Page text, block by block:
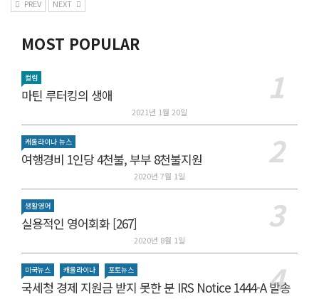
PREV NEXT
MOST POPULAR
컬럼
마틴 루터킹의 생애
2021년 1월 20일
캐롤라이나 뉴스
여행경비 1인당 4천불, 부부 8천불지원
2020년 7월 1일
생활영어
실용적인 영어회화 [267]
2020년 8월 1일
미국뉴스 캐롤라이나 포토뉴스
국세청 경제 지원금 받지 못한 분 IRS Notice 1444-A 발송